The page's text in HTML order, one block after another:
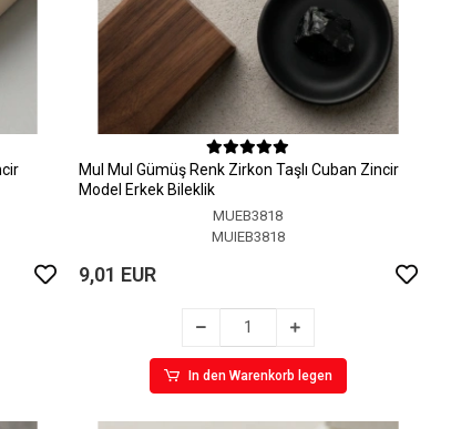
MuI MuI Gümüş Renk Zirkon Taşlı Cuban Zincir
Model Erkek Bileklik
MUEB3818
MUIEB3818
9,01 EUR
In den Warenkorb legen